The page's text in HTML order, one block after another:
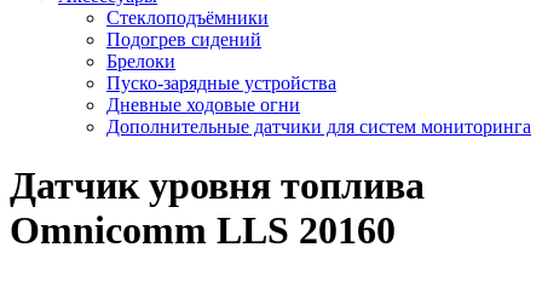
Стеклоподъёмники
Подогрев сидений
Брелоки
Пуско-зарядные устройства
Дневные ходовые огни
Дополнительные датчики для систем мониторинга
Датчик уровня топлива
Omnicomm LLS 20160